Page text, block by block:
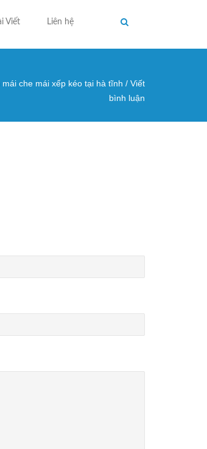
Viết Liên hệ
che mái xếp kéo tại hà tĩnh / Viết
bình luận